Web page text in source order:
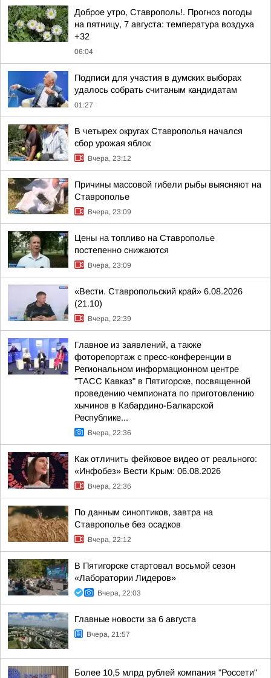
Доброе утро, Ставрополь!. Прогноз погоды
на пятницу, 7 августа: температура воздуха
+32
06:04
Подписи для участия в думских выборах
удалось собрать считаным кандидатам
01:27
В четырех округах Ставрополья начался
сбор урожая яблок
Вчера, 23:12
Причины массовой гибели рыбы выясняют на
Ставрополье
Вчера, 23:09
Цены на топливо на Ставрополье
постепенно снижаются
Вчера, 23:09
«Вести. Ставропольский край» 6.08.2026
(21.10)
Вчера, 22:39
Главное из заявлений, а также
фоторепортаж с пресс-конференции в
Региональном информационном центре
"ТАСС Кавказ" в Пятигорске, посвященной
проведению чемпионата по приготовлению
хычинов в Кабардино-Балкарской
Республике...
Вчера, 22:36
Как отличить фейковое видео от реального:
«Инфобез» Вести Крым: 06.08.2026
Вчера, 22:36
По данным синоптиков, завтра на
Ставрополье без осадков
Вчера, 22:12
В Пятигорске стартовал восьмой сезон
«Лаборатории Лидеров»
Вчера, 22:03
Главные новости за 6 августа
Вчера, 21:57
Более 10,5 млрд рублей компания "Россети"